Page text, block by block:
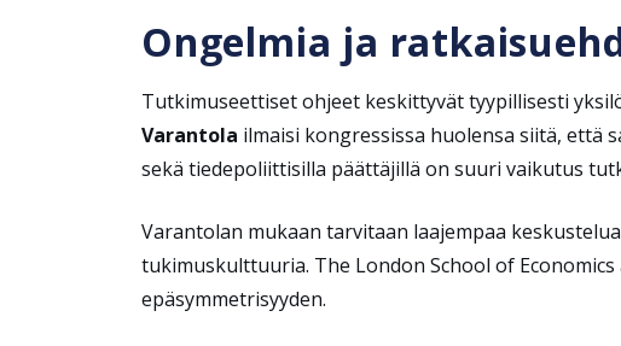
Ongelmia ja
Tutkimuseettiset ohjeet keskittyvät tyypillisesti
Varantola ilmaisi kongressissa huolensa siitä, että
sekä tiedepoliittisilla päättäjillä on suuri vaikutus
Varantolan mukaan tarvitaan laajempaa
tukimuskulttuuria. The London School of
epäsymmetrisyyden.